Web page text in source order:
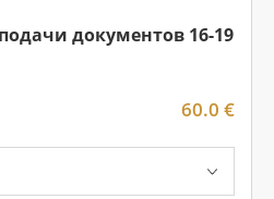
документов 16-19
60.0 €